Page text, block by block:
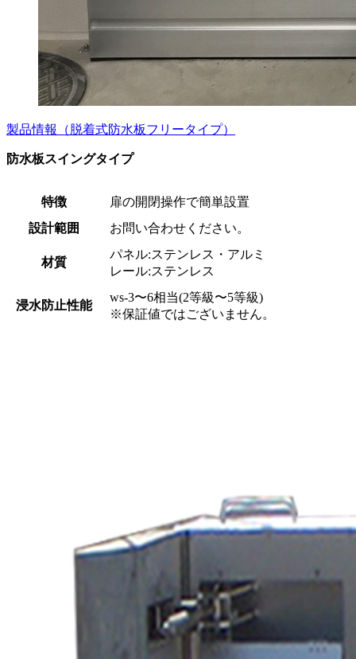
製品情報（脱着式防水板フリータイプ）
防水板スイングタイプ
特徴
扉の開閉操作で簡単設置
設計範囲
お問い合わせください。
材質
パネル:ステンレス・アルミ
レール:ステンレス
浸水防止性能
ws-3〜6相当(2等級〜5等級)
※保証値ではございません。